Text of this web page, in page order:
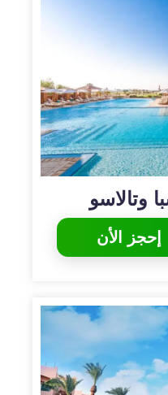
وتالاسو
إحجز الأن